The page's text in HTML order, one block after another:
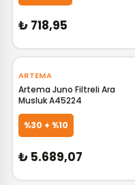
₺ 718,95
GELİNCE HABER VER
ARTEMA
Artema Juno Filtreli Ara
Musluk A45224
%30 + %10
₺ 5.689,07